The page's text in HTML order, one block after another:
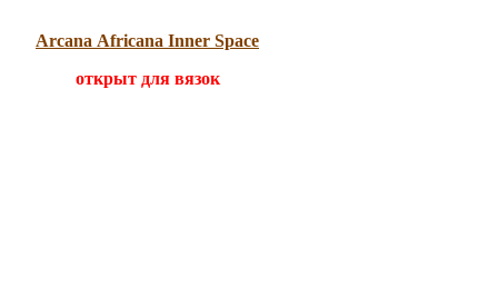
Arcana Africana Inner Space
открыт для вязок